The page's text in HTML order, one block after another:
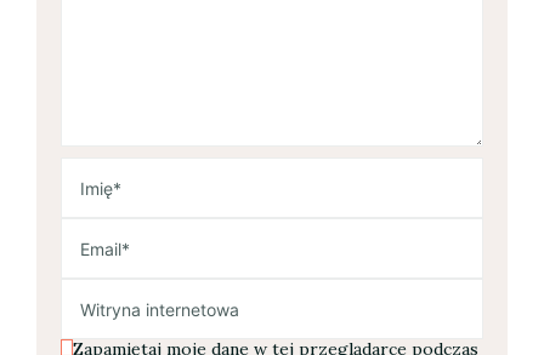
Zapamiętaj moje dane w tej przeglądarce podczas